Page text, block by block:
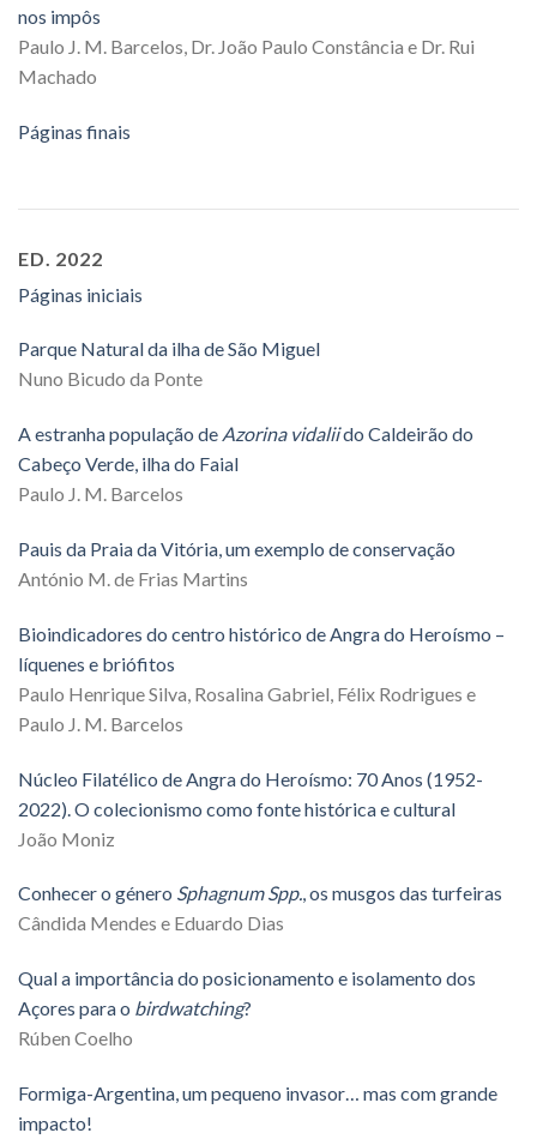
nos impôs
Paulo J. M. Barcelos, Dr. João Paulo Constância e Dr. Rui
Machado
Páginas finais
ED. 2022
Páginas iniciais
Parque Natural da ilha de São Miguel
Nuno Bicudo da Ponte
A estranha população de Azorina vidaliido Caldeirão do
Cabeço Verde, ilha do Faial
Paulo J. M. Barcelos
Pauis da Praia da Vitória, um exemplo de conservação
António M. de Frias Martins
Bioindicadores do centro histórico de Angra do Heroísmo –
líquenes e briófitos
Paulo Henrique Silva, Rosalina Gabriel, Félix Rodrigues e
Paulo J. M. Barcelos
Núcleo Filatélico de Angra do Heroísmo: 70 Anos (1952-
2022). O colecionismo como fonte histórica e cultural
João Moniz
Conhecer o género Sphagnum Spp., os musgos das turfeiras
Cândida Mendes e Eduardo Dias
Qual a importância do posicionamento e isolamento dos
Açores para o birdwatching?
Rúben Coelho
Formiga-Argentina, um pequeno invasor… mas com grande
impacto!